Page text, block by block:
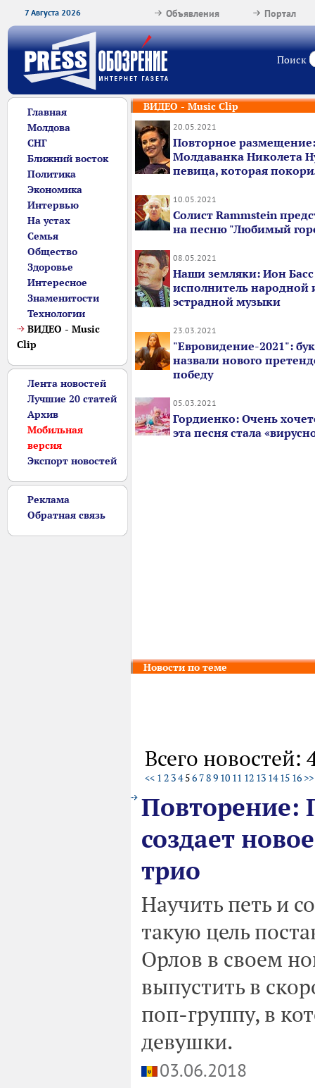
7 Августа 2026 Портал
Объявления
Поиск
Главная
Молдова
СНГ
Ближний восток
Политика
Экономика
Интервью
На устах
Семья
Общество
Здоровье
Интересное
Знаменитости
Технологии
ВИДЕО - Music
Clip
Лента новостей
Лучшие 20 статей
Архив
Мобильная
версия
Экспорт новостей
Реклама
Обратная связь
ВИДЕО - Music Clip
20.05.2021
Повторное размещение:
Молдаванка Николета
певица, которая
10.05.2021
Солист Rammstein
на песню "Любимый
08.05.2021
Наши земляки: Ион Басс
исполнитель народной
эстрадной музыки
23.03.2021
"Евровидение-2021":
назвали нового
победу
05.03.2021
Гордиенко: Очень
эта песня стала
Новости по теме
Всего новостей:
<< 1 2 3456 789 10 11 12 13 14 15 16 >>
Повторение:
создает
трио
Научить петь и
такую цель
Орлов в своем
выпустить в
поп-группу, в
девушки.
03.06.2018